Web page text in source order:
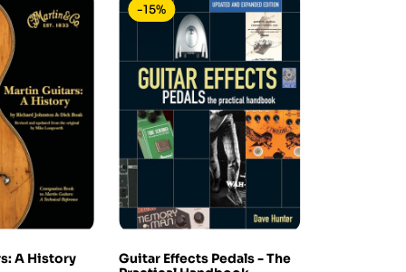
A History
Guitar Effects Pedals - The
-15%